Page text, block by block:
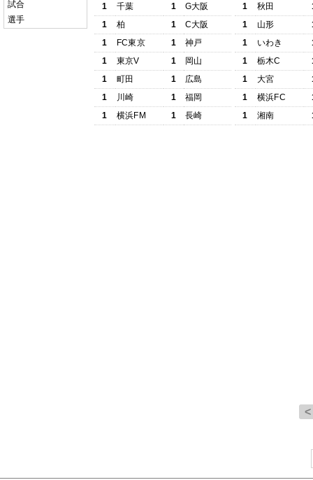
試合
選手
1
千葉 1
G大阪
1
柏 1
C大阪
1
FC東京 1
神戸
1
東京V 1
岡山
1
町田 1
広島
1
川崎 1
福岡
1
横浜FM 1 長崎
1
秋田
1
山形
1
いわき
1
栃木C
1
大宮
1
横浜FC
1
湘南